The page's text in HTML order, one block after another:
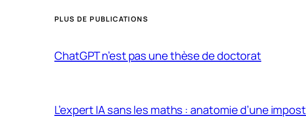
PLUS DE PUBLICATIONS
ChatGPT n’est pas une thèse de doctorat
L’expert IA sans les maths : anatomie d’une